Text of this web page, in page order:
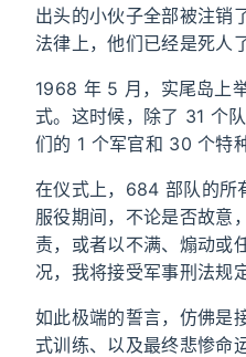
出头的小伙子全部被注销
法律上，他们已经是死人了
1968 年 5 月，实尾岛上
式。这时候，除了 31 个
们的 1 个军官和 30 个特种
在仪式上，684 部队的所
服役期间，不论是否故意
责，或者以不满、煽动或
况，我将接受军事刑法规
如此极端的誓言，仿佛是
式训练、以及最终悲惨命